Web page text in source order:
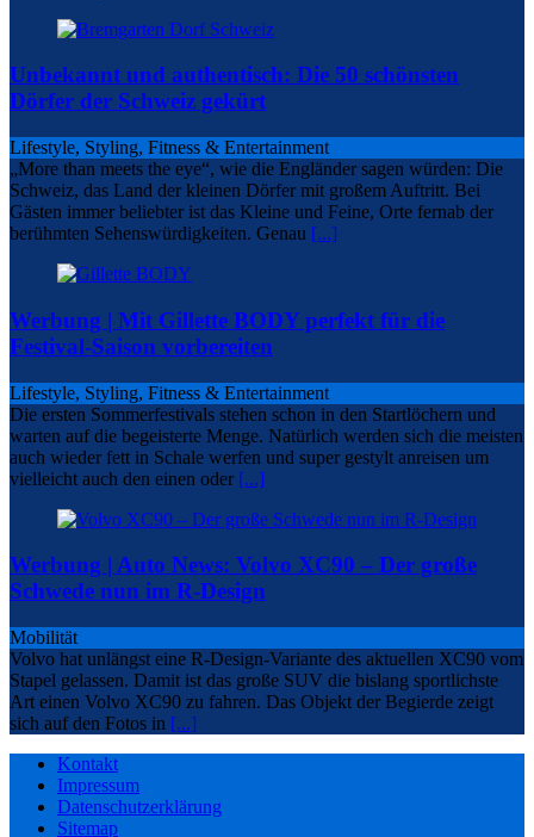
Unbekannt und authentisch: Die 50 schönsten
Dörfer der Schweiz gekürt
Lifestyle, Styling, Fitness & Entertainment
„More than meets the eye“, wie die Engländer sagen würden: Die
Schweiz, das Land der kleinen Dörfer mit großem Auftritt. Bei
Gästen immer beliebter ist das Kleine und Feine, Orte fernab der
berühmten Sehenswürdigkeiten. Genau [...]
Werbung | Mit Gillette BODY perfekt für die
Festival-Saison vorbereiten
Lifestyle, Styling, Fitness & Entertainment
Die ersten Sommerfestivals stehen schon in den Startlöchern und
warten auf die begeisterte Menge. Natürlich werden sich die meisten
auch wieder fett in Schale werfen und super gestylt anreisen um
vielleicht auch den einen oder [...]
Werbung | Auto News: Volvo XC90 – Der große
Schwede nun im R-Design
Mobilität
Volvo hat unlängst eine R-Design-Variante des aktuellen XC90 vom
Stapel gelassen. Damit ist das große SUV die bislang sportlichste
Art einen Volvo XC90 zu fahren. Das Objekt der Begierde zeigt
sich auf den Fotos in [...]
Kontakt
Impressum
Datenschutzerklärung
Sitemap